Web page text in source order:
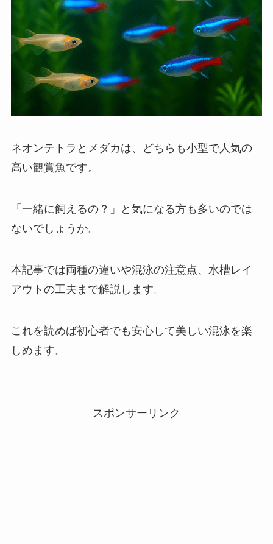
ネオンテトラとメダカは、どちらも小型で人気の
高い観賞魚です。
「一緒に飼えるの？」と気になる方も多いのでは
ないでしょうか。
本記事では両種の違いや混泳の注意点、水槽レイ
アウトの工夫まで解説します。
これを読めば初心者でも安心して美しい混泳を楽
しめます。
スポンサーリンク